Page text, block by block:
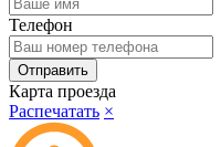
Телефон
Карта проезда
Распечатать ×